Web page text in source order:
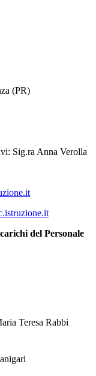
(PR)
Sig.ra Anna Verolla
del Personale
Teresa Rabbi